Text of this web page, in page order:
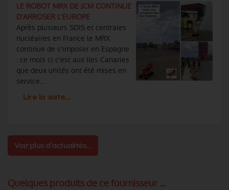
LE ROBOT MRX DE JCM CONTINUE
D'ARROSER L'EUROPE
Après plusieurs SDIS et centrales
nucléaires en France le MRX
continue de s'imposer en Espagne
: ce mois ci c'est aux Iles Canaries
que deux unités ont été mises en
service...
Lire la suite…
Voir plus d'actualités...
Quelques produits de ce fournisseur ...